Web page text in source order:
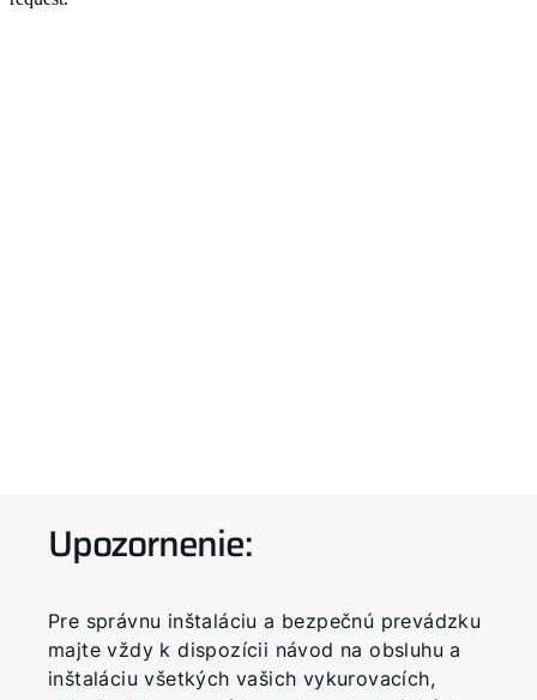
Upozornenie:
Pre správnu inštaláciu a bezpečnú prevádzku
majte vždy k dispozícii návod na obsluhu a
inštaláciu všetkých vašich vykurovacích,